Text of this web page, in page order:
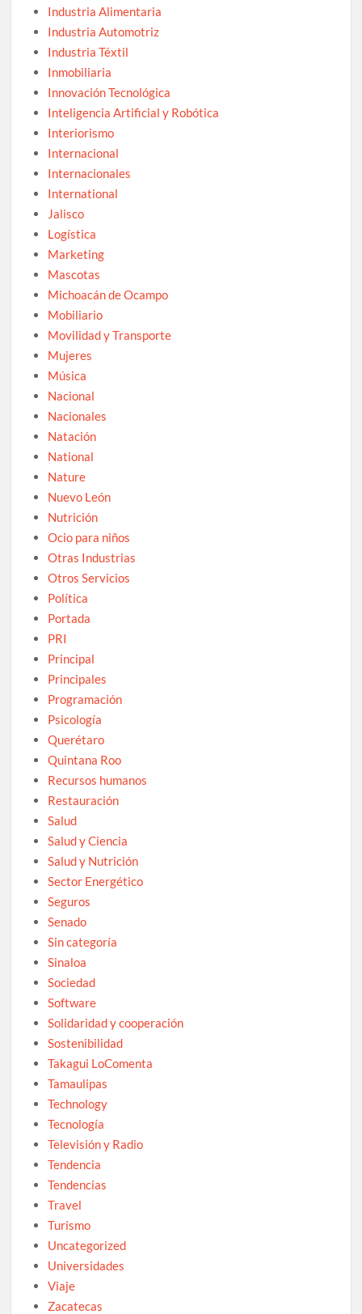
Industria Alimentaria
Industria Automotriz
Industria Téxtil
Inmobiliaria
Innovación Tecnológica
Inteligencia Artificial y Robótica
Interiorismo
Internacional
Internacionales
International
Jalisco
Logística
Marketing
Mascotas
Michoacán de Ocampo
Mobiliario
Movilidad y Transporte
Mujeres
Música
Nacional
Nacionales
Natación
National
Nature
Nuevo León
Nutrición
Ocio para niños
Otras Industrias
Otros Servicios
Política
Portada
PRI
Principal
Principales
Programación
Psicología
Querétaro
Quintana Roo
Recursos humanos
Restauración
Salud
Salud y Ciencia
Salud y Nutrición
Sector Energético
Seguros
Senado
Sin categoría
Sinaloa
Sociedad
Software
Solidaridad y cooperación
Sostenibilidad
Takagui LoComenta
Tamaulipas
Technology
Tecnología
Televisión y Radio
Tendencia
Tendencias
Travel
Turismo
Uncategorized
Universidades
Viaje
Zacatecas